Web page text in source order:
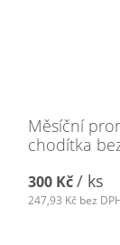
Měsíční
chodítka
300 Kč/ ks
247,93 Kč bez